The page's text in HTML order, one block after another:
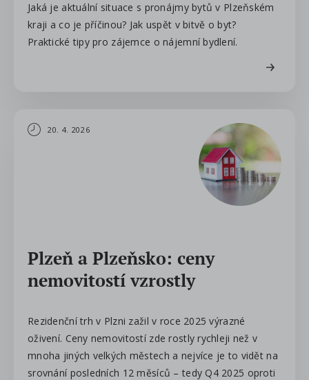
Jaká je aktuální situace s pronájmy bytů v Plzeňském
kraji a co je příčinou? Jak uspět v bitvě o byt?
Praktické tipy pro zájemce o nájemní bydlení.
20. 4. 2026
Plzeň a Plzeňsko: ceny
nemovitostí vzrostly
Rezidenční trh v Plzni zažil v roce 2025 výrazné
oživení. Ceny nemovitostí zde rostly rychleji než v
mnoha jiných velkých městech a nejvíce je to vidět na
srovnání posledních 12 měsíců – tedy Q4 2025 oproti